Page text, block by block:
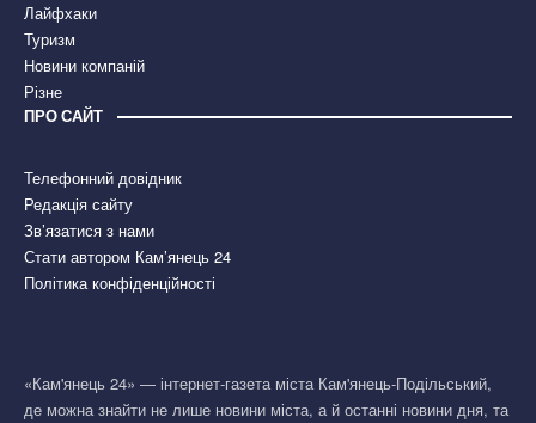
Лайфхаки
Туризм
Новини компаній
Різне
ПРО САЙТ
Телефонний довідник
Редакція сайту
Зв’язатися з нами
Стати автором Кам’янець 24
Політика конфіденційності
«Кам'янець 24» — інтернет-газета міста Кам'янець-Подільський,
де можна знайти не лише новини міста, а й останні новини дня, та